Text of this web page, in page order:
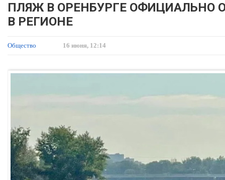
ПЛЯЖ В ОРЕНБУРГЕ ОФИЦИАЛЬНО
В РЕГИОНЕ
Общество 16 июня, 12:14